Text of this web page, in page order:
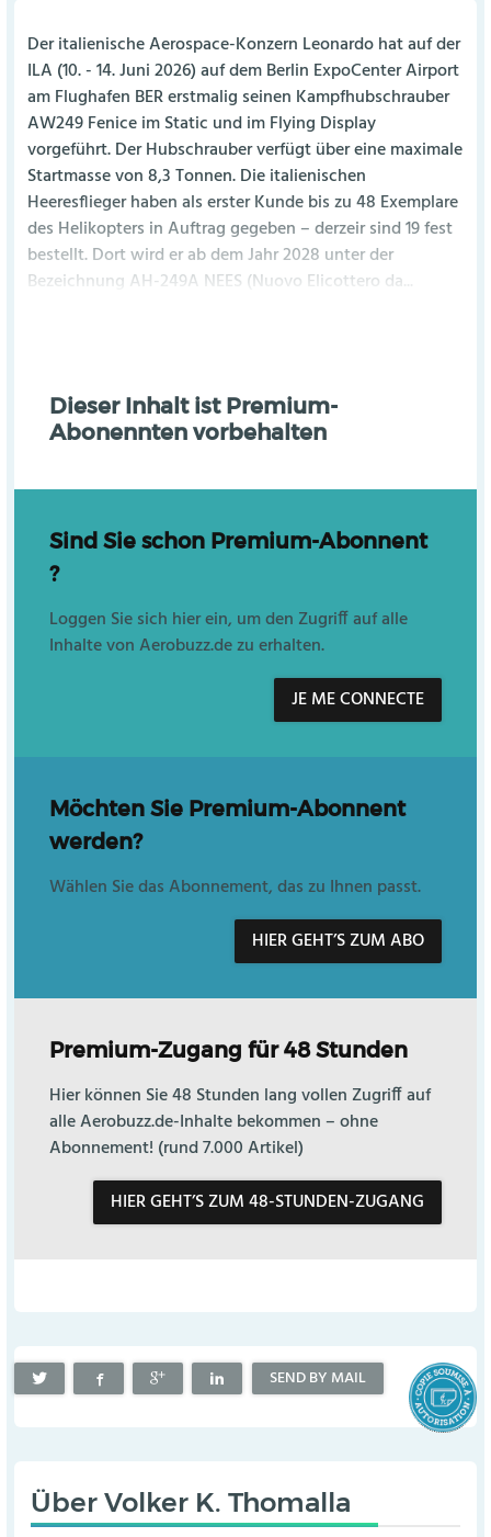
Der italienische Aerospace-Konzern Leonardo hat auf der
ILA (10. - 14. Juni 2026) auf dem Berlin ExpoCenter Airport
am Flughafen BER erstmalig seinen Kampfhubschrauber
AW249 Fenice im Static und im Flying Display
vorgeführt. Der Hubschrauber verfügt über eine maximale
Startmasse von 8,3 Tonnen. Die italienischen
Heeresflieger haben als erster Kunde bis zu 48 Exemplare
des Helikopters in Auftrag gegeben – derzeir sind 19 fest
bestellt. Dort wird er ab dem Jahr 2028 unter der
Bezeichnung AH-249A NEES (Nuovo Elicottero da...
Dieser Inhalt ist Premium-
Abonennten vorbehalten
Sind Sie schon Premium-Abonnent
?
Loggen Sie sich hier ein, um den Zugriff auf alle
Inhalte von Aerobuzz.de zu erhalten.
JE ME CONNECTE
Möchten Sie Premium-Abonnent
werden?
Wählen Sie das Abonnement, das zu Ihnen passt.
HIER GEHT’S ZUM ABO
Premium-Zugang für 48 Stunden
Hier können Sie 48 Stunden lang vollen Zugriff auf
alle Aerobuzz.de-Inhalte bekommen – ohne
Abonnement! (rund 7.000 Artikel)
HIER GEHT’S ZUM 48-STUNDEN-ZUGANG
SEND BY MAIL
ÜberVolker K. Thomalla